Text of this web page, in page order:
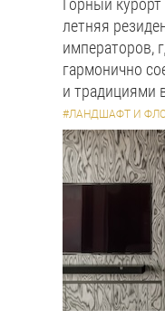
Горный
летняя
императоров,
гармонично
и традициями
#ЛАНДШАФТ И